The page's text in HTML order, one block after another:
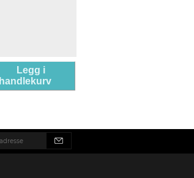
Legg i
handlekurv